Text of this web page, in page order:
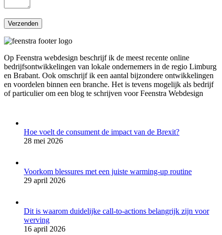
Op Feenstra webdesign beschrijf ik de meest recente online
bedrijfsontwikkelingen van lokale ondernemers in de regio Limburg
en Brabant. Ook omschrijf ik een aantal bijzondere ontwikkelingen
en voordelen binnen een branche. Het is tevens mogelijk als bedrijf
of particulier om een blog te schrijven voor Feenstra Webdesign
Hoe voelt de consument de impact van de Brexit?
28 mei 2026
Voorkom blessures met een juiste warming-up routine
29 april 2026
Dit is waarom duidelijke call-to-actions belangrijk zijn voor
werving
16 april 2026